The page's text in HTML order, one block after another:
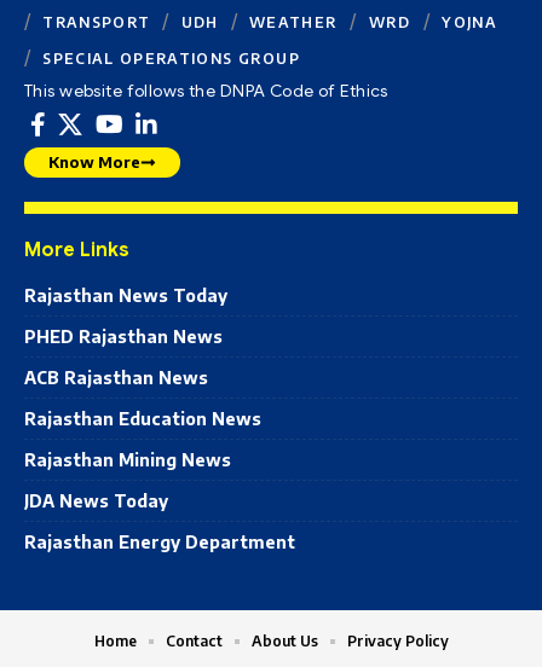
TRANSPORT
UDH WEATHER WRD
YOJNA
SPECIAL OPERATIONS GROUP
This website follows the DNPA Code of Ethics
Know More
More Links
Rajasthan News Today
PHED Rajasthan News
ACB Rajasthan News
Rajasthan Education News
Rajasthan Mining News
JDA News Today
Rajasthan Energy Department
Home Contact About Us Privacy Policy